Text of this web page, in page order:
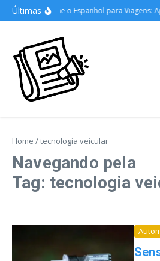
Ir para o conteúdo
ÚltimasDomine o Espanhol para Viagens:
Home /tecnologia veicular
Navegando pela
Tag: tecnologia